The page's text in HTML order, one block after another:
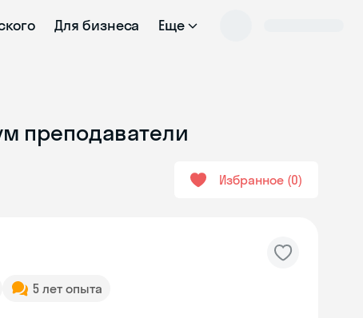
Для бизнеса Еще
преподаватели
Избранное 0
5 лет опыта